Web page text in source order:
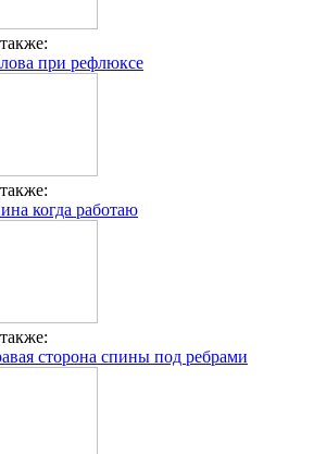
при рефлюксе
когда работаю
сторона спины под ребрами